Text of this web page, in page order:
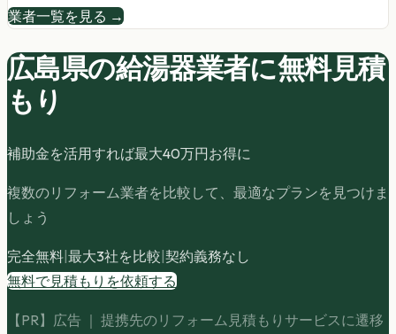
業者一覧を見る →
広島県の給湯器業者に無料見積
もり
補助金を活用すれば最大40万円お得に
複数のリフォーム業者を比較して、最適なプランを見つけま
しょう
完全無料|最大3社を比較|契約義務なし
無料で見積もりを依頼する
【PR】広告 ｜ 提携先のリフォーム見積もりサービスに遷移